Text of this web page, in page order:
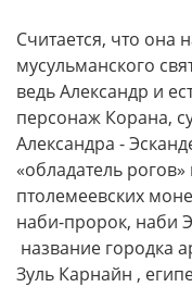
Считается, что она
мусульманского
ведь Александр и
персонаж Корана,
Александра -
«обладатель
птолемеевских
наби-пророк, наби
название городка
Зуль Карнайн ,